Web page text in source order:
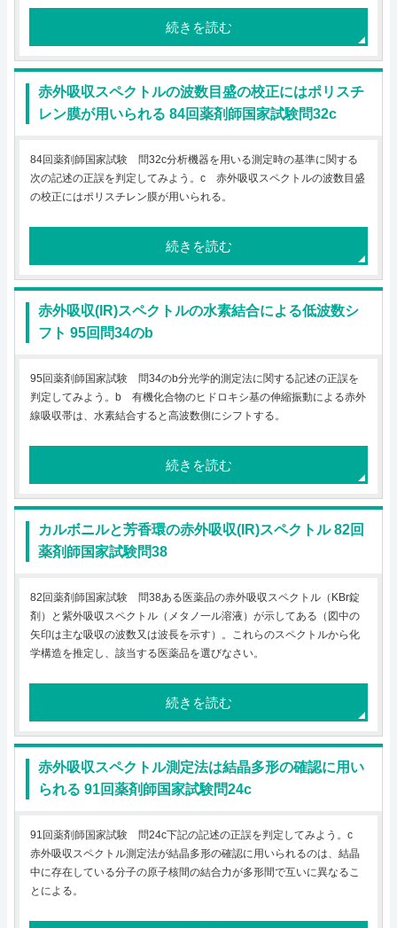
続きを読む
赤外吸収スペクトルの波数目盛の校正にはポリスチ
レン膜が用いられる 84回薬剤師国家試験問32c
84回薬剤師国家試験 問32c分析機器を用いる測定時の基準に関する
次の記述の正誤を判定してみよう。c 赤外吸収スペクトルの波数目盛
の校正にはポリスチレン膜が用いられる。
続きを読む
赤外吸収(IR)スペクトルの水素結合による低波数シ
フト 95回問34のb
95回薬剤師国家試験 問34のb分光学的測定法に関する記述の正誤を
判定してみよう。b 有機化合物のヒドロキシ基の伸縮振動による赤外
線吸収帯は、水素結合すると高波数側にシフトする。
続きを読む
カルボニルと芳香環の赤外吸収(IR)スペクトル 82回
薬剤師国家試験問38
82回薬剤師国家試験 問38ある医薬品の赤外吸収スペクトル（KBr錠
剤）と紫外吸収スペクトル（メタノ一ル溶液）が示してある（図中の
矢印は主な吸収の波数又は波長を示す）。これらのスペクトルから化
学構造を推定し、該当する医薬品を選びなさい。
続きを読む
赤外吸収スペクトル測定法は結晶多形の確認に用い
られる 91回薬剤師国家試験問24c
91回薬剤師国家試験 問24c下記の記述の正誤を判定してみよう。c
赤外吸収スペクトル測定法が結晶多形の確認に用いられるのは、結晶
中に存在している分子の原子核間の結合力が多形間で互いに異なるこ
とによる。